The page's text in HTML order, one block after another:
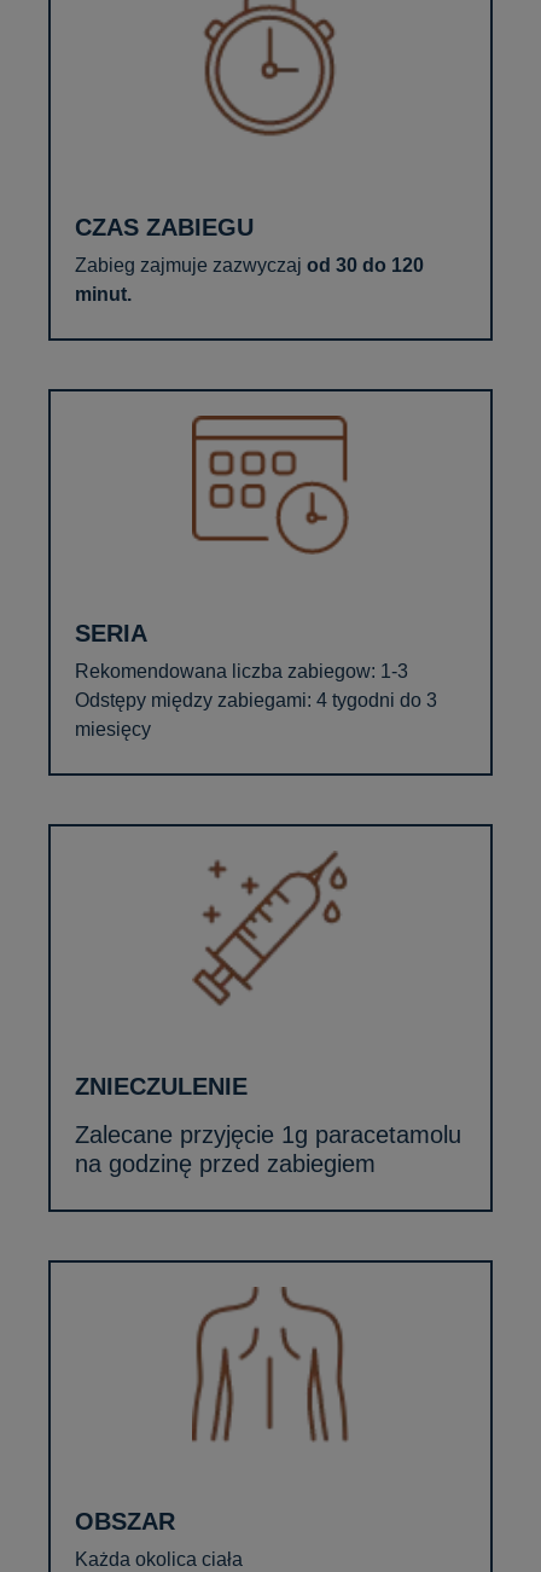
CZAS ZABIEGU
Zabieg zajmuje zazwyczaj od 30 do 120
minut.
SERIA
Rekomendowana liczba zabiegow: 1-3
Odstępy między zabiegami: 4 tygodni do 3
miesięcy
ZNIECZULENIE
Zalecane przyjęcie 1g paracetamolu
na godzinę przed zabiegiem
OBSZAR
Każda okolica ciała